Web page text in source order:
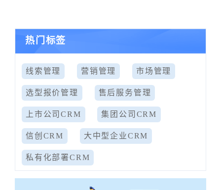
热门标签
线索管理 营销管理 市场管理
选型报价管理 售后服务管理
上市公司CRM 集团公司CRM
信创CRM 大中型企业CRM
私有化部署CRM